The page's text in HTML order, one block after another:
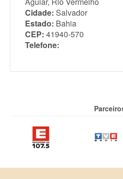
Cidade: Salvador
Estado: Bahia
CEP: 41940-570
Telefone: